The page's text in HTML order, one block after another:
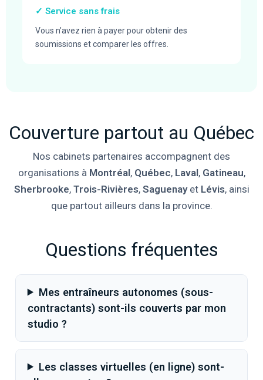
✓ Service sans frais
Vous n’avez rien à payer pour obtenir des
soumissions et comparer les offres.
Couverture partout au Québec
Nos cabinets partenaires accompagnent des
organisations à Montréal, Québec, Laval, Gatineau,
Sherbrooke, Trois-Rivières, Saguenayet Lévis, ainsi
que partout ailleurs dans la province.
Questions fréquentes
Mes entraîneurs autonomes (sous-
contractants) sont-ils couverts par mon
studio ?
Les classes virtuelles (en ligne) sont-